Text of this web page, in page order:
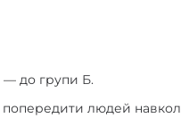
— до групи Б.
людей